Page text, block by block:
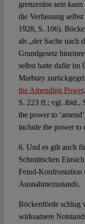
grenzenlos sein
die Verfassung
1928, S. 106).
als „der Sache nach
Grundgesetz
selbst hatte dafür im
Marbury
the Amending Power
S. 223 ff.; vgl. ibid.,
the power to
include the power to
6. Und es gilt auch
Schmittschen
Feind-Konfrontation
Ausnahmezustands.
Böckenförde schlug
wirksamere